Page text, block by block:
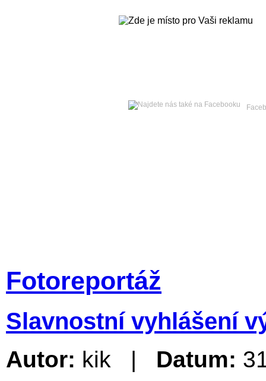
Fotoreportáž
Slavnostní vyhlášení
Autor: kik | Datum: